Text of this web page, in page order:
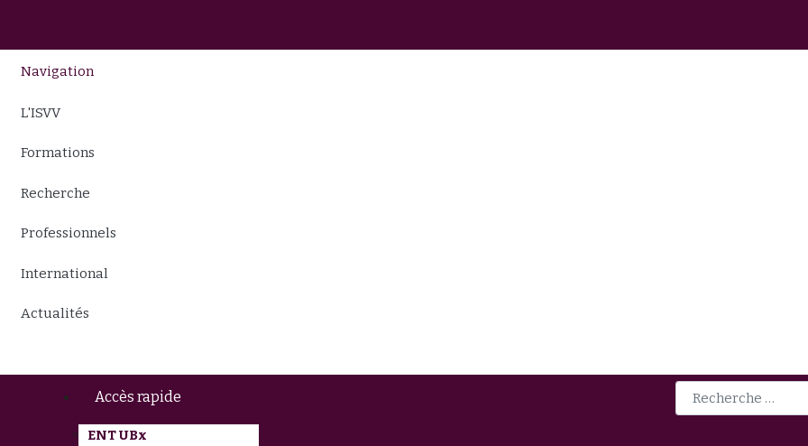
Navigation
L'ISVV
Formations
Recherche
Professionnels
International
Actualités
Accès rapide
ENT UBx